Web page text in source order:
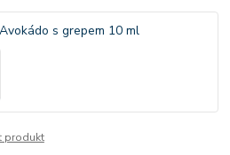
produkt